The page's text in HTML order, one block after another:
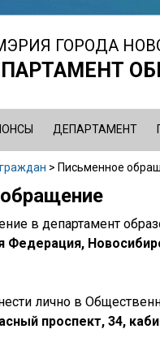
ГОРОДА
ДЕПАРТАМЕНТ
> Письменное
в департамент
Федерация,
лично в
проспект, 34,